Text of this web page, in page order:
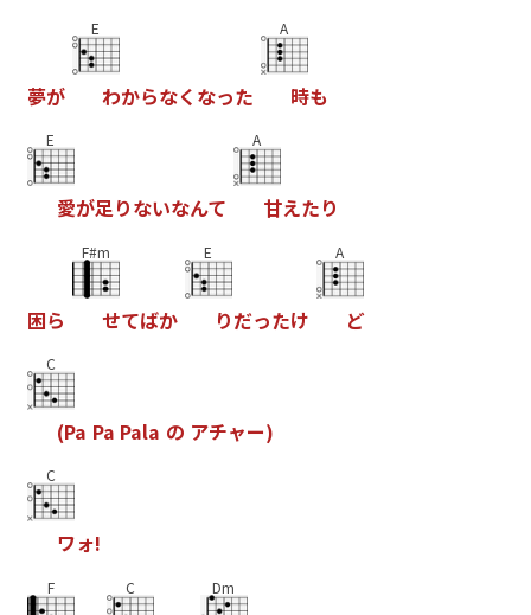
夢が
E
わからなく なった
A
時も
E
愛が足りないなんて
A
甘えたり
困ら
F#m
せてばか
E
りだったけ
A
ど
C
(Pa Pa Pala の アチャー)
C
ワォ!
F C Dm